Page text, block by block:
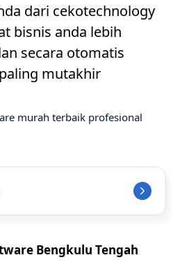
dari cekotechnology
bisnis anda lebih
secara otomatis
mutakhir
Bengkulu Tengah